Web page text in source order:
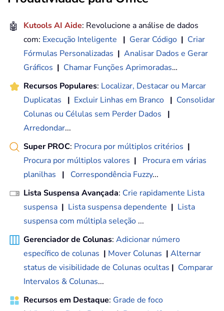
🤖 Kutools AI Aide: Revolucione a análise de dados
com: Execução Inteligente | Gerar Código | Criar
Fórmulas Personalizadas | Analisar Dados e Gerar
Gráficos | Chamar Funções Aprimoradas…
Recursos Populares: Localizar, Destacar ou Marcar
Duplicatas
| Excluir Linhas em Branco | Consolidar
Colunas ou Células sem Perder Dados
|
Arredondar...
Super PROC: Procura por múltiplos critérios |
Procura por múltiplos valores |
Procura em várias
planilhas
| Correspondência Fuzzy...
Lista Suspensa Avançada: Crie rapidamente Lista
suspensa | Lista suspensa dependente | Lista
suspensa com múltipla seleção ...
Gerenciador de Colunas: Adicionar número
específico de colunas | Mover Colunas | Alternar
status de visibilidade de Colunas ocultas | Comparar
Intervalos & Colunas...
Recursos em Destaque: Grade de foco